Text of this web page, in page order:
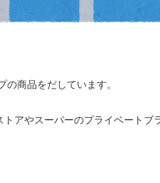
商品をだしています。
アやスーパーのプライベートブ